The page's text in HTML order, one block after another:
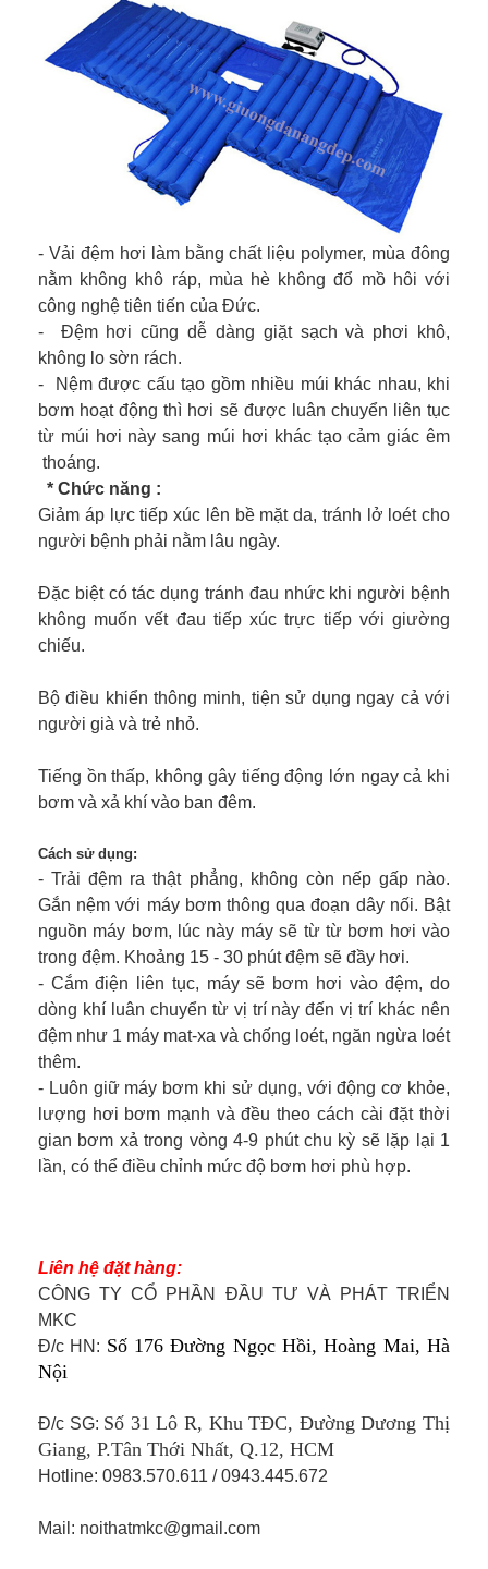
- Vải đệm hơi làm bằng chất liệu polymer, mùa đông
nằm không khô ráp, mùa hè không đổ mồ hôi với
công nghệ tiên tiến của Đức.
- Đệm hơi cũng dễ dàng giặt sạch và phơi khô,
không lo sờn rách.
- Nệm được cấu tạo gồm nhiều múi khác nhau, khi
bơm hoạt động thì hơi sẽ được luân chuyển liên tục
từ múi hơi này sang múi hơi khác tạo cảm giác êm
thoáng.
* Chức năng :
Giảm áp lực tiếp xúc lên bề mặt da, tránh lở loét cho
người bệnh phải nằm lâu ngày.
Đặc biệt có tác dụng tránh đau nhức khi người bệnh
không muốn vết đau tiếp xúc trực tiếp với giường
chiếu.
Bộ điều khiển thông minh, tiện sử dụng ngay cả với
người già và trẻ nhỏ.
Tiếng ồn thấp, không gây tiếng động lớn ngay cả khi
bơm và xả khí vào ban đêm.
Cách sử dụng:
- Trải đệm ra thật phẳng, không còn nếp gấp nào.
Gắn nệm với máy bơm thông qua đoạn dây nối. Bật
nguồn máy bơm, lúc này máy sẽ từ từ bơm hơi vào
trong đệm. Khoảng 15 - 30 phút đệm sẽ đầy hơi.
- Cắm điện liên tục, máy sẽ bơm hơi vào đệm, do
dòng khí luân chuyển từ vị trí này đến vị trí khác nên
đệm như 1 máy mat-xa và chống loét, ngăn ngừa loét
thêm.
- Luôn giữ máy bơm khi sử dụng, với động cơ khỏe,
lượng hơi bơm mạnh và đều theo cách cài đặt thời
gian bơm xả trong vòng 4-9 phút chu kỳ sẽ lặp lại 1
lần, có thể điều chỉnh mức độ bơm hơi phù hợp.
Liên hệ đặt hàng:
CÔNG TY CỔ PHẦN ĐẦU TƯ VÀ PHÁT TRIỂN
MKC
Đ/c HN: Số 176 Đường Ngọc Hồi, Hoàng Mai, Hà
Nội
Đ/c SG: Số 31 Lô R, Khu TĐC, Đường Dương Thị
Giang, P.Tân Thới Nhất, Q.12, HCM
Hotline: 0983.570.611 / 0943.445.672
Mail: noithatmkc@gmail.com